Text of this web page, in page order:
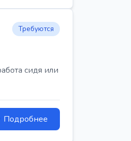
Требуются
сидя или
Подробнее